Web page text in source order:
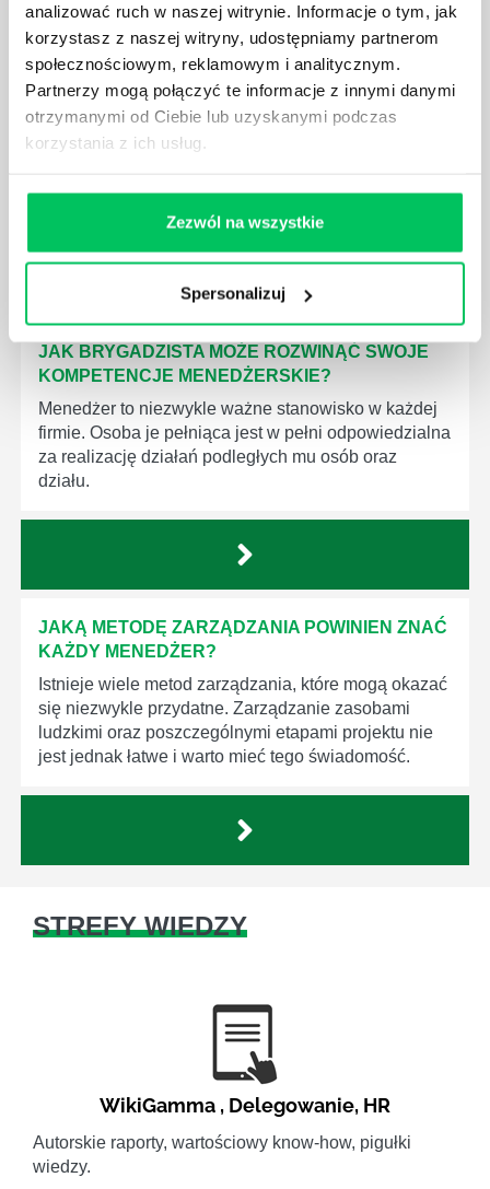
analizować ruch w naszej witrynie. Informacje o tym, jak
korzystasz z naszej witryny, udostępniamy partnerom
społecznościowym, reklamowym i analitycznym.
Partnerzy mogą połączyć te informacje z innymi danymi
otrzymanymi od Ciebie lub uzyskanymi podczas
korzystania z ich usług.
Zezwól na wszystkie
Spersonalizuj
JAKIE UMIEJĘTNOŚCI MENEDŻERSKIE
POWINIEN MIEĆ BRYGADZISTA?
Nawet zespół złożony z doskonale wykształconych i
kompetentnych pracowników nie będzie w stanie
sprawnie realizować swoich zadań, jeśli zabraknie w
nim odpowiedniego kierownictwa. Zawsze
JAK BRYGADZISTA MOŻE ROZWINĄĆ SWOJE
KOMPETENCJE MENEDŻERSKIE?
Menedżer to niezwykle ważne stanowisko w każdej
firmie. Osoba je pełniąca jest w pełni odpowiedzialna
za realizację działań podległych mu osób oraz
działu.
JAKĄ METODĘ ZARZĄDZANIA POWINIEN ZNAĆ
KAŻDY MENEDŻER?
Istnieje wiele metod zarządzania, które mogą okazać
się niezwykle przydatne. Zarządzanie zasobami
ludzkimi oraz poszczególnymi etapami projektu nie
jest jednak łatwe i warto mieć tego świadomość.
STREFY WIEDZY
WikiGamma , Delegowanie, HR
Autorskie raporty, wartościowy know-how, pigułki
wiedzy.